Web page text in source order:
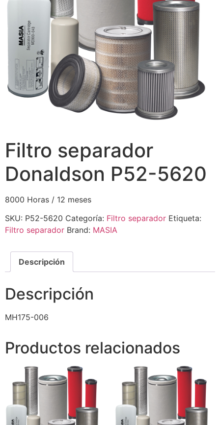
Filtro separador
Donaldson P52-5620
8000 Horas / 12 meses
SKU: P52-5620 Categoría: Filtro separador Etiqueta:
Filtro separador Brand: MASIA
Descripción
Descripción
MH175-006
Productos relacionados